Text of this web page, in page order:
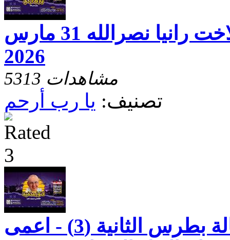
يارب ارحم مع الاخت رانيا نصرالله 31 مارس
2026
5313 مشاهدات
تصنيف: يا رب أرحم
كنوز مخفيه رسالة بطرس الثانية (3) - اعمى